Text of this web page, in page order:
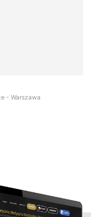
- Warszawa